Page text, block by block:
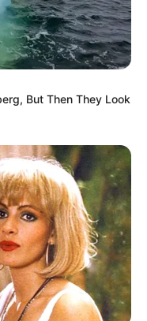
But Then They Look